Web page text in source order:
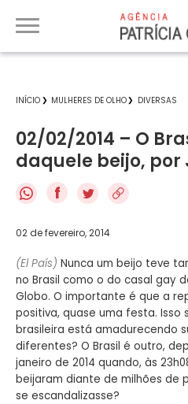
INÍCIO MULHERES DE OLHO DIVERSAS
02/02/2014 – O
daquele beijo, por
f
02 de fevereiro, 2014
(El País) Nunca um beijo teve
no Brasil como o do casal gay
Globo. O importante é que a
positiva, quase uma festa. Isso
brasileira está amadurecendo
diferentes? O Brasil é outro,
janeiro de 2014 quando, às
beijaram diante de milhões de
se escandalizasse?